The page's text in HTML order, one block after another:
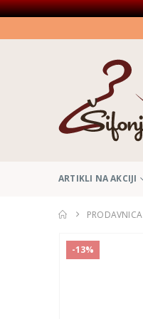
ARTIKLI NA AKCIJI
PRODAVNICA
-13%